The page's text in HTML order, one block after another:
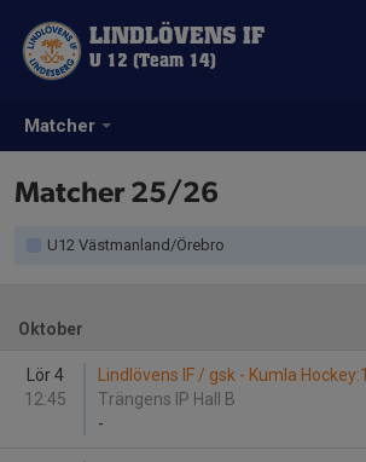
Matcher
LINDLÖVENS IF
U 12 (Team 14)
Matcher 25/26
U12 Västmanland/Örebro
Oktober
Lör 4
12:45
Lindlövens IF / gsk - Kumla Hockey:1
Trängens IP Hall B
-